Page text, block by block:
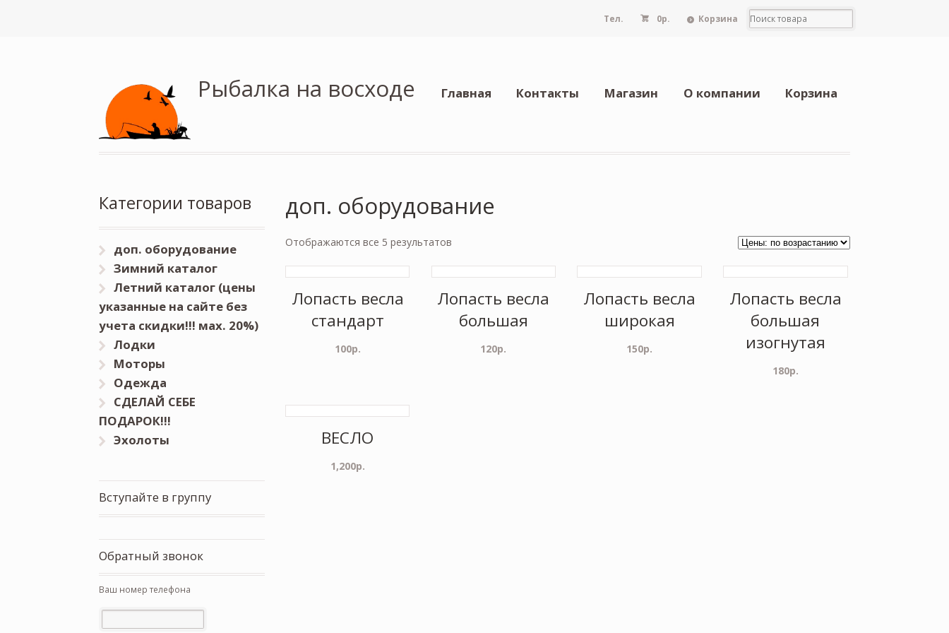
Тел. 0р. Корзина
Рыбалка на восходе Главная Контакты Магазин О компании Корзина
доп. оборудование
Отображаются все 5 результатов
Лопасть весла
стандарт
100р.
Лопасть весла
большая
120р.
Лопасть весла
широкая
150р.
Лопасть весла
большая
изогнутая
180р.
ВЕСЛО
1,200р.
Категории товаров
доп. оборудование
Зимний каталог
Летний каталог (цены
указанные на сайте без
учета скидки!!! мах. 20%)
Лодки
Моторы
Одежда
СДЕЛАЙ СЕБЕ
ПОДАРОК!!!
Эхолоты
Вступайте в группу
Обратный звонок
Ваш номер телефона